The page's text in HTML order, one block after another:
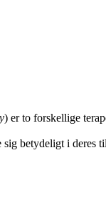
) er to forskellige
sig betydeligt i deres